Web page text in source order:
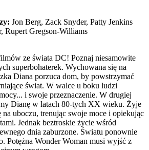
Jon Berg, Zack Snyder, Patty Jenkins
Rupert Gregson-Williams
ze świata DC! Poznaj niesamowite
superbohaterek. Wychowana się na
Diana porzuca dom, by powstrzymać
świat. W walce u boku ludzi
i swoje przeznaczenie. W drugiej
Dianę w latach 80-tych XX wieku. Żyje
uboczu, trenując swoje moce i opiekując
Jednak beztroskie życie wśród
dnia zaburzone. Światu ponownie
Potężna Wonder Woman musi wyjść z